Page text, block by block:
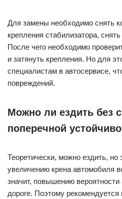
Для замены необходимо снять
крепления стабилизатора,
После чего необходимо
и затянуть крепления. Но для
специалистам в автосервисе,
повреждений.
Можно ли ездить без
поперечной
Теоретически, можно ездить, но
увеличению крена автомобиля
значит, повышению вероятности
дороге. Поэтому